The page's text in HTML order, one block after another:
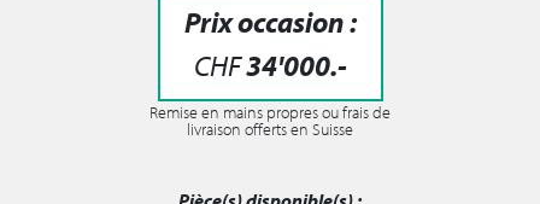
Prix occasion :
CHF34'000.-
Remise en mains propres ou frais de
livraison offerts en Suisse